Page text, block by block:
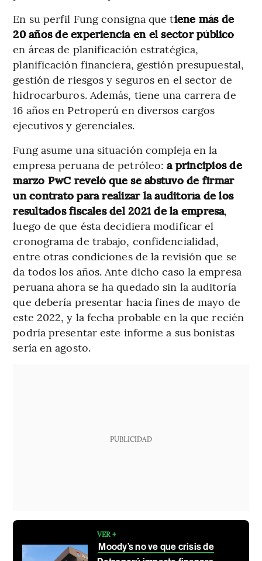
En su perfil Fung consigna que tiene más de
20 años de experiencia en el sector público
en áreas de planificación estratégica,
planificación financiera, gestión presupuestal,
gestión de riesgos y seguros en el sector de
hidrocarburos. Además, tiene una carrera de
16 años en Petroperú en diversos cargos
ejecutivos y gerenciales.
Fung asume una situación compleja en la
empresa peruana de petróleo:a principios de
marzo PwC reveló que se abstuvo de firmar
un contrato para realizar la auditoría de los
resultados fiscales del 2021 de la empresa,
luego de que ésta decidiera modificar el
cronograma de trabajo, confidencialidad,
entre otras condiciones de la revisión que se
da todos los años. Ante dicho caso la empresa
peruana ahora se ha quedado sin la auditoría
que debería presentar hacia fines de mayo de
este 2022, y la fecha probable en la que recién
podría presentar este informe a sus bonistas
sería en agosto.
PUBLICIDAD
VER +
Moody’s no ve que crisis de